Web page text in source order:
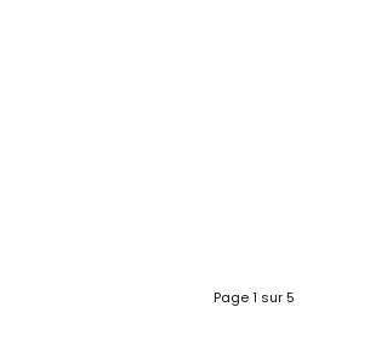
Page 1 sur 5